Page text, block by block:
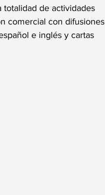
de actividades
comercial con difusiones
e inglés y cartas